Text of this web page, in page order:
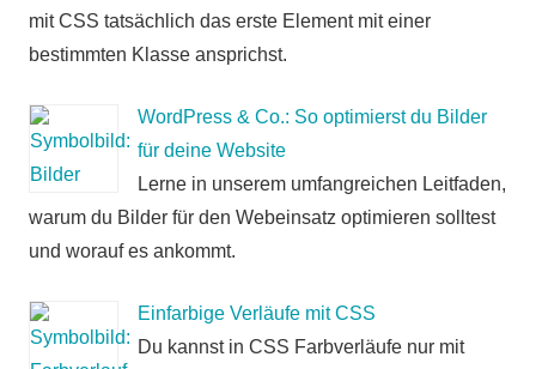
mit CSS tatsächlich das erste Element mit einer
bestimmten Klasse ansprichst.
WordPress & Co.: So optimierst du Bilder
für deine Website
Lerne in unserem umfangreichen Leitfaden,
warum du Bilder für den Webeinsatz optimieren solltest
und worauf es ankommt.
Einfarbige Verläufe mit CSS
Du kannst in CSS Farbverläufe nur mit